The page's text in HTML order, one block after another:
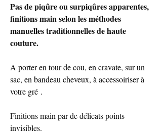
Pas de piqûre ou surpiqûres apparentes,
finitions main selon les méthodes
manuelles traditionnelles de haute
couture.
A porter en tour de cou, en cravate, sur un
sac, en bandeau cheveux, à accessoiriser à
votre gré .
Finitions main par de délicats points
invisibles.